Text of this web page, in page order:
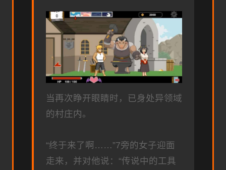
当再次睁开眼睛时，已身处异领域
的村庄内。
“终于来了啊……”7旁的女子迎面
走来，并对他说：“传说中的工具